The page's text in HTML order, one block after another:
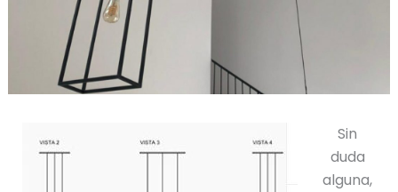
Sin
duda
alguna,